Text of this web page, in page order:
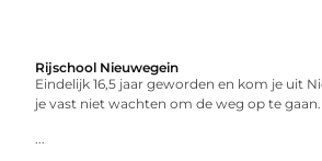
Rijschool Nieuwegein
Eindelijk 16,5 jaar geworden en kom je uit
je vast niet wachten om de weg op te
...